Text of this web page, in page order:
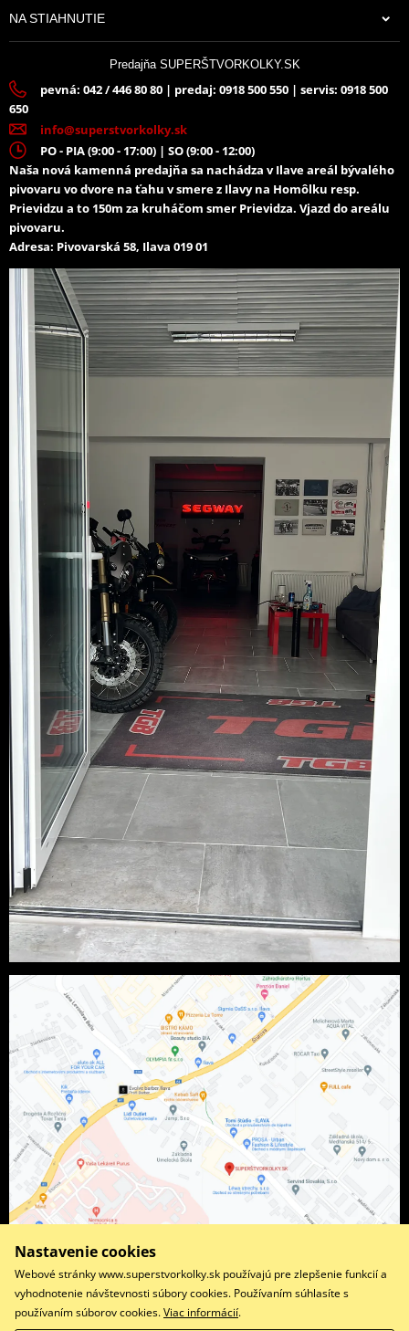
NA STIAHNUTIE
Predajňa SUPERŠTVORKOLKY.SK
pevná: 042 / 446 80 80 | predaj: 0918 500 550 | servis: 0918 500
650
info@superstvorkolky.sk
PO - PIA (9:00 - 17:00) | SO (9:00 - 12:00)
Naša nová kamenná predajňa sa nachádza v Ilave areál bývalého
pivovaru vo dvore na ťahu v smere z Ilavy na Homôlku resp.
Prievidzu a to 150m za kruháčom smer Prievidza. Vjazd do areálu
pivovaru.
Adresa: Pivovarská 58, Ilava 019 01
Facebook
Nastavenie cookies
Webové stránky www.superstvorkolky.sk používajú pre zlepšenie funkcií a
vyhodnotenie návštevnosti súbory cookies. Používaním súhlasíte s
používaním súborov cookies.Viac informácií.